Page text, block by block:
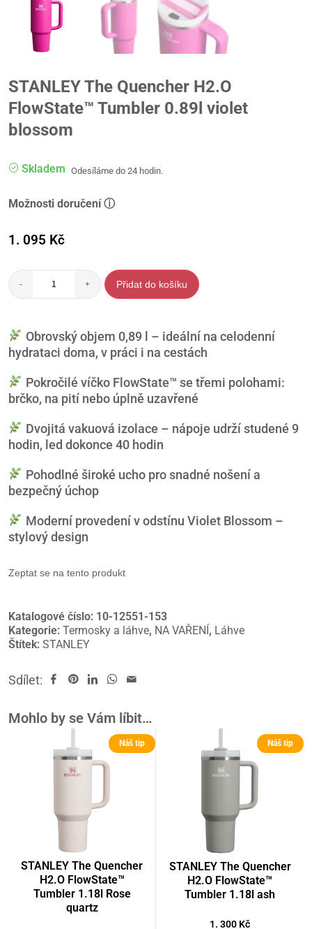
STANLEY The Quencher H2.O
FlowState™ Tumbler 0.89l violet
blossom
Skladem Odesíláme do 24 hodin.
Možnosti doručení ⓘ
1. 095 Kč
- + Přidat do košíku
Obrovský objem 0,89 l – ideální na celodenní
hydrataci doma, v práci i na cestách
Pokročilé víčko FlowState™ se třemi polohami:
brčko, na pití nebo úplně uzavřené
Dvojitá vakuová izolace – nápoje udrží studené 9
hodin, led dokonce 40 hodin
Pohodlné široké ucho pro snadné nošení a
bezpečný úchop
Moderní provedení v odstínu Violet Blossom –
stylový design
Zeptat se na tento produkt
Katalogové číslo: 10-12551-153
Kategorie: Termosky a láhve, NA VAŘENÍ, Láhve
Štítek: STANLEY
Sdílet:
Mohlo by se Vám líbit…
Náš tip
STANLEY The Quencher
H2.O FlowState™
Tumbler 1.18l Rose
quartz
Náš tip
STANLEY The Quencher
H2.O FlowState™
Tumbler 1.18l ash
1. 300 Kč